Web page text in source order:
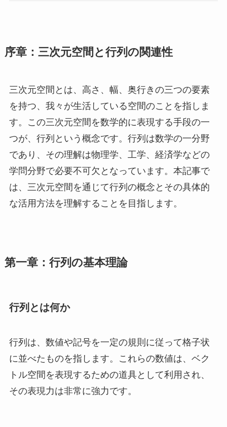
序章：三次元空間と行列の関連性
三次元空間とは、高さ、幅、奥行きの三つの要素
を持つ、我々が生活している空間のことを指しま
す。この三次元空間を数学的に表現する手段の一
つが、行列という概念です。行列は数学の一分野
であり、その理解は物理学、工学、経済学などの
学問分野で必要不可欠となっています。本記事で
は、三次元空間を通じて行列の概念とその具体的
な活用方法を理解することを目指します。
第一章：行列の基本理論
行列とは何か
行列は、数値や記号を一定の規則に従って格子状
に並べたものを指します。これらの数値は、ベク
トル空間を表現するための道具として利用され、
その表現力は非常に強力です。